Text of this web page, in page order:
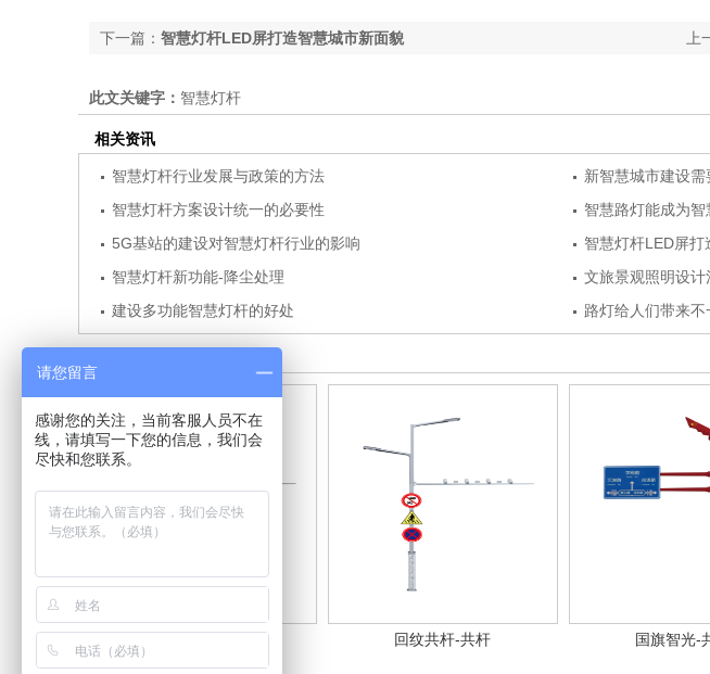
上
下一篇： 智慧灯杆LED屏打造智慧城市新面貌
此文关键字： 智慧灯杆
相关资讯
智慧灯杆行业发展与政策的方法
新智慧城市建设需
智慧灯杆方案设计统一的必要性
智慧路灯能成为
5G基站的建设对智慧灯杆行业的影响
智慧灯杆LED屏
智慧灯杆新功能-降尘处理
文旅景观照明设计
建设多功能智慧灯杆的好处
路灯给人们带来
回纹共杆-共杆 国旗智光-
请您留言
感谢您的关注，当前客服人员不在
线，请填写一下您的信息，我们会
尽快和您联系。